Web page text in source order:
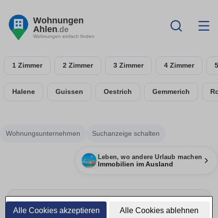
Alle Cookies akzeptieren Alle Cookies ablehnen
Wohnungen
Ahlen.de
Wohnungen einfach finden
1 Zimmer 2 Zimmer 3 Zimmer 4 Zimmer
Halene Guissen Oestrich Gemmerich
Wohnungsunternehmen Suchanzeige schalten
Leben, wo andere Urlaub machen
Immobilien im Ausland
Umzug rechtzeitig planen